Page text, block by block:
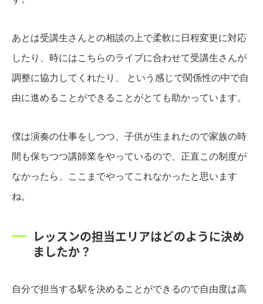
あとは受講生さんとの相談の上で柔軟に日程変更に対応
したり、時にはこちらのライブに合わせて受講生さんが
調整に協力してくれたり、 という感じで関係性の中で自
由に進めることができることがとても助かっています。
僕は演奏の仕事をしつつ、子供が生まれたので家族の時
間も保ちつつ講師業をやっているので、正直この制度が
なかったら、ここまでやってこれなかったと思います
ね。
レッスンの担当エリアはどのように決め
ましたか？
自分で担当する駅を決めることができるので自由度は高